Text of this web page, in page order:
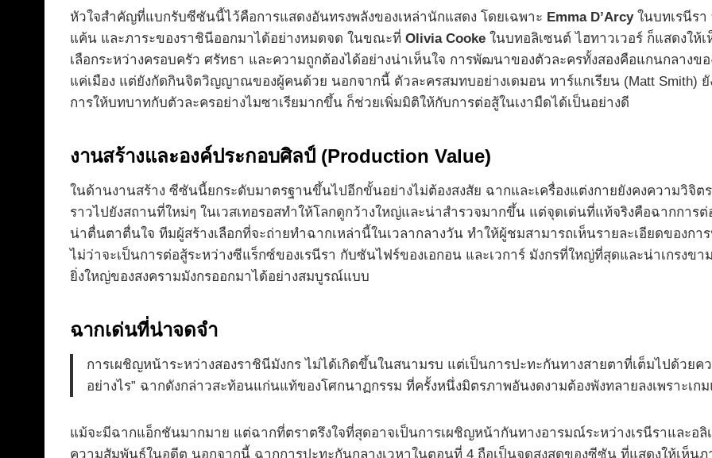
หัวใจสำคัญที่แบกรับซีซันนี้ไว้คือการแสดงอันทรงพลังของเหล่านักแสดง โดยเฉพาะ Emma D’Arcyในบทเรนีรา
แค้น และภาระของราชินีออกมาได้อย่างหมดจด ในขณะที่ Olivia Cooke ในบทอลิเซนต์ ไฮทาวเวอร์ ก็แสดงใ
เลือกระหว่างครอบครัว ศรัทธา และความถูกต้องได้อย่างน่าเห็นใจ การพัฒนาของตัวละครทั้งสองคือแกนกลางข
แค่เมือง แต่ยังกัดกินจิตวิญญาณของผู้คนด้วย นอกจากนี้ ตัวละครสมทบอย่างเดมอน ทาร์แกเรียน (Matt Smith)
การให้บทบาทกับตัวละครอย่างไมซาเรียมากขึ้น ก็ช่วยเพิ่มมิติให้กับการต่อสู้ในเงามืดได้เป็นอย่างดี
งานสร้างและองค์ประกอบศิลป์ (Production Value)
ในด้านงานสร้าง ซีซันนี้ยกระดับมาตรฐานขึ้นไปอีกขั้นอย่างไม่ต้องสงสัย ฉากและเครื่องแต่งกายยังคงความวิจิต
ราวไปยังสถานที่ใหม่ๆ ในเวสเทอรอสทำให้โลกดูกว้างใหญ่และน่าสำรวจมากขึ้น แต่จุดเด่นที่แท้จริงคือฉากกา
น่าตื่นตาตื่นใจ ทีมผู้สร้างเลือกที่จะถ่ายทำฉากเหล่านี้ในเวลากลางวัน ทำให้ผู้ชมสามารถเห็นรายละเอียดของกา
ไม่ว่าจะเป็นการต่อสู้ระหว่างซีแร็กซ์ของเรนีรา กับซันไฟร์ของเอกอน และเวการ์ มังกรที่ใหญ่ที่สุดและน่าเกรง
ยิ่งใหญ่ของสงครามมังกรออกมาได้อย่างสมบูรณ์แบบ
ฉากเด่นที่น่าจดจำ
การเผชิญหน้าระหว่างสองราชินีมังกร ไม่ได้เกิดขึ้นในสนามรบ แต่เป็นการปะทะกันทางสายตาที่เต็มไปด้วยค
อย่างไร” ฉากดังกล่าวสะท้อนแก่นแท้ของโศกนาฏกรรม ที่ครั้งหนึ่งมิตรภาพอันงดงามต้องพังทลายลงเพราะเก
แม้จะมีฉากแอ็กชันมากมาย แต่ฉากที่ตราตรึงใจที่สุดอาจเป็นการเผชิญหน้ากันทางอารมณ์ระหว่างเรนีราและอ
ความสัมพันธ์ในอดีต นอกจากนี้ ฉากการปะทะกันกลางเวหาในตอนที่ 4 ถือเป็นจุดสูงสุดของซีซัน ที่แสดงให้เห็นภ